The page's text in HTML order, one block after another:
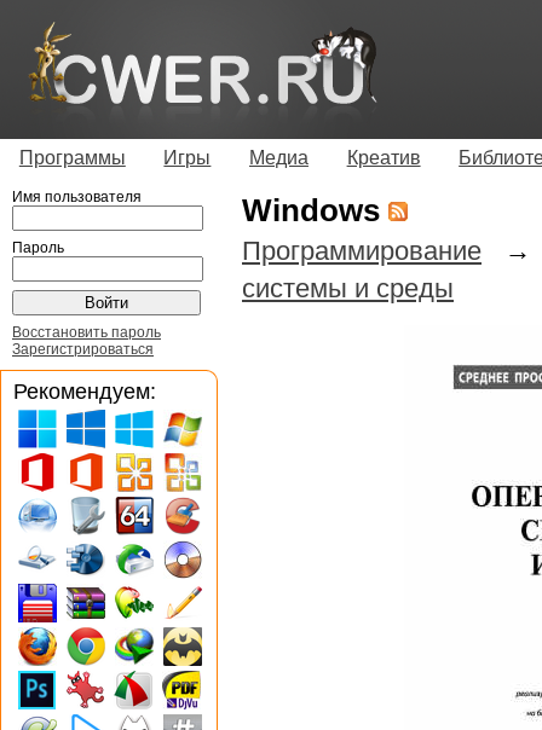
Программы Игры Медиа Креатив
Windows
Программирование
системы и среды
Имя пользователя
Пароль
Восстановить пароль
Зарегистрироваться
Рекомендуем: